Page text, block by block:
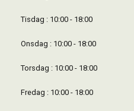
Tisdag : 10:00 - 18:00
Onsdag : 10:00 - 18:00
Torsdag : 10:00 - 18:00
Fredag : 10:00 - 18:00